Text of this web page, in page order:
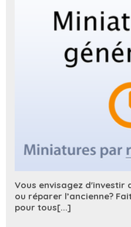
Vous envisagez d'investir
ou réparer l’ancienne?
pour tous[...]